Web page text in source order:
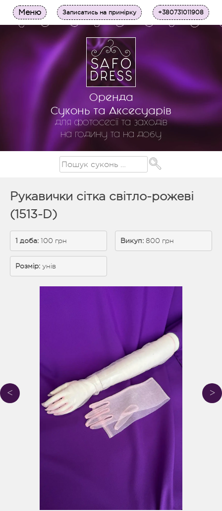
Оренда
Суконь та Аксесуарів
для фотосесії та заходів
на годину та на добу
Меню Записатись на примірку +380731011908
Рукавички сітка світло-рожеві
(1513-D)
1 доба: 100 грн Викуп: 800 грн
Розмір: унів